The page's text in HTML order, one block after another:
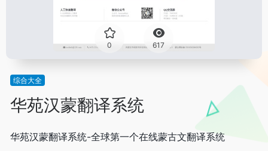
0 617
综合大全
华苑汉蒙翻译系统
华苑汉蒙翻译系统-全球第一个在线蒙古文翻译系统